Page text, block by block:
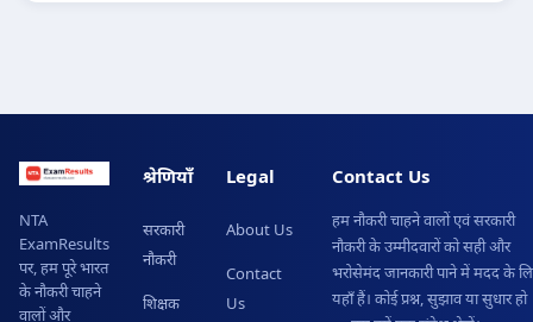
NTA
ExamResults
पर, हम पूरे भारत
के नौकरी चाहने
वालों और
श्रेणियाँ
सरकारी
नौकरी
शिक्षक
Legal
About Us
Contact
Us
Contact Us
हम नौकरी चाहने वालों एवं सरकारी
नौकरी के उम्मीदवारों को सही और
भरोसेमंद जानकारी पाने में मदद के
यहाँ हैं। कोई प्रश्न, सुझाव या सुधार हो